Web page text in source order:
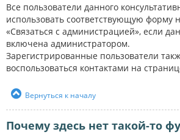
Все пользователи данного
использовать соответствующую форму
«Связаться с администрацией», если
включена администратором.
Зарегистрированные пользователи
воспользоваться контактами на
Вернуться к началу
Почему здесь нет такой-то